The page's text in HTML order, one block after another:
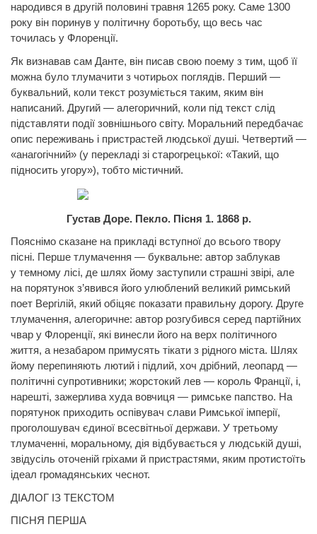
народився в другій половині травня 1265 року. Саме 1300
року він поринув у політичну боротьбу, що весь час
точилась у Флоренції.
Як визнавав сам Данте, він писав свою поему з тим, щоб її
можна було тлумачити з чотирьох поглядів. Перший —
буквальний, коли текст розуміється таким, яким він
написаний. Другий — алегоричний, коли під текст слід
підставляти події зовнішнього світу. Моральний передбачає
опис переживань і пристрастей людської душі. Четвертий —
«анагогічний» (у перекладі зі старогрецької: «Такий, що
підносить угору»), тобто містичний.
Густав Доре. Пекло. Пісня 1. 1868 р.
Пояснімо сказане на прикладі вступної до всього твору
пісні. Перше тлумачення — буквальне: автор заблукав
у темному лісі, де шлях йому заступили страшні звірі, але
на порятунок з’явився його улюблений великий римський
поет Вергілій, який обіцяє показати правильну дорогу. Друге
тлумачення, алегоричне: автор розгубився серед партійних
чвар у Флоренції, які винесли його на верх політичного
життя, а незабаром примусять тікати з рідного міста. Шлях
йому перепиняють лютий і підлий, хоч дрібний, леопард —
політичні супротивники; жорстокий лев — король Франції, і,
нарешті, зажерлива худа вовчиця — римське папство. На
порятунок приходить оспівувач слави Римської імперії,
проголошувач єдиної всесвітньої держави. У третьому
тлумаченні, моральному, дія відбувається у людській душі,
звідусіль оточеній гріхами й пристрастями, яким протистоїть
ідеал громадянських чеснот.
ДІАЛОГ ІЗ ТЕКСТОМ
ПІСНЯ ПЕРША